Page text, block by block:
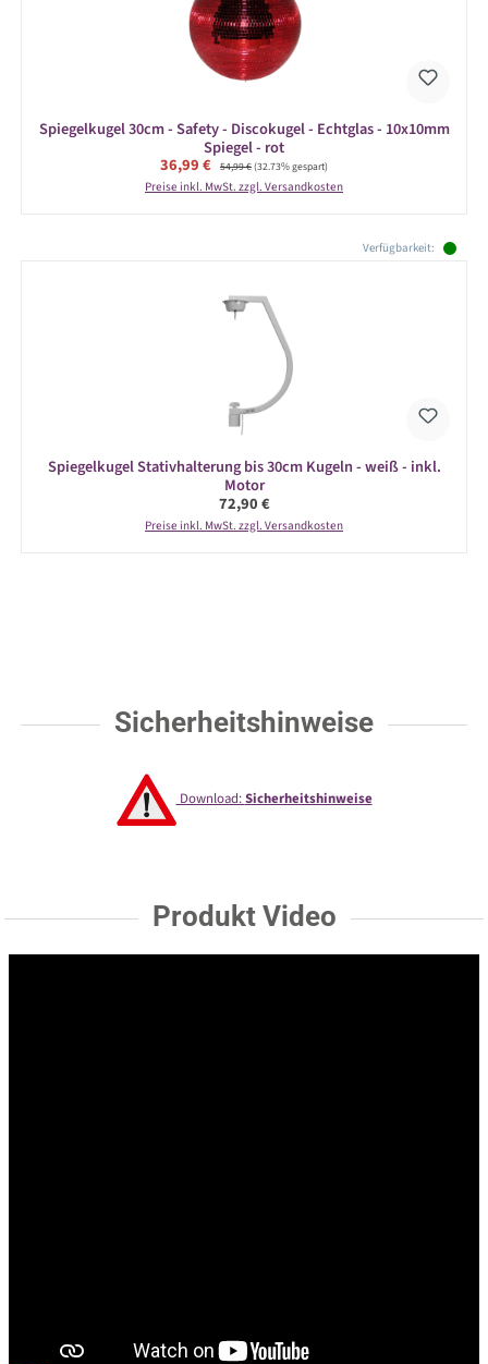
Spiegelkugel 30cm - Safety - Discokugel - Echtglas - 10x10mm
Spiegel - rot
Verkaufspreis:
36,99 € Regulärer Preis:
54,99 €(32.73% gespart)
Preise inkl. MwSt. zzgl. Versandkosten
Verfügbarkeit:
Spiegelkugel Stativhalterung bis 30cm Kugeln - weiß - inkl.
Motor
Regulärer Preis:
72,90 €
Preise inkl. MwSt. zzgl. Versandkosten
Sicherheitshinweise
Download:Sicherheitshinweise
Produkt Video